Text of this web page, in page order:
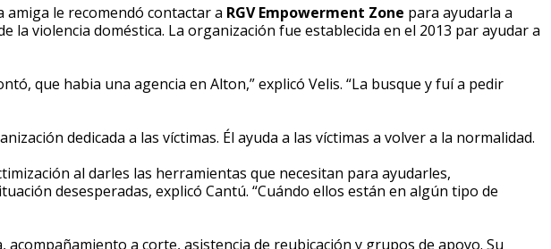
le recomendó contactar a RGV Empowerment Zone para ayudarla a
la violencia doméstica. La organización fue establecida en el 2013 par ayudar a
que habia una agencia en Alton,” explicó Velis. “La busque y fuí a pedir
dedicada a las víctimas. Él ayuda a las víctimas a volver a la normalidad.
al darles las herramientas que necesitan para ayudarles,
desesperadas, explicó Cantú. “Cuándo ellos están en algún tipo de
acompañamiento a corte, asistencia de reubicación y grupos de apoyo. Su